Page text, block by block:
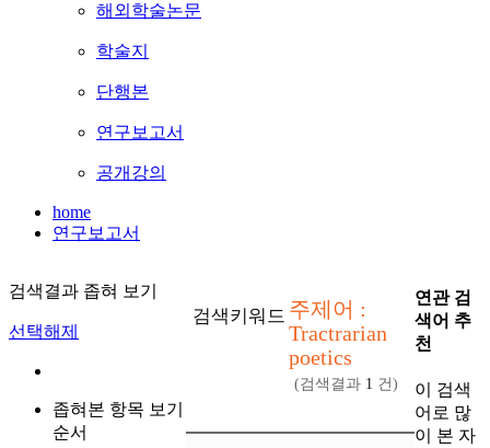
해외학술논문
학술지
단행본
연구보고서
공개강의
home
연구보고서
검색결과 좁혀 보기
선택해제
좁혀본 항목 보기
순서
검색키워드 주제어 :
Tractrarian
poetics
(검색결과 1 건)
연관 검
색어 추
천
이 검색
어로 많
이 본 자